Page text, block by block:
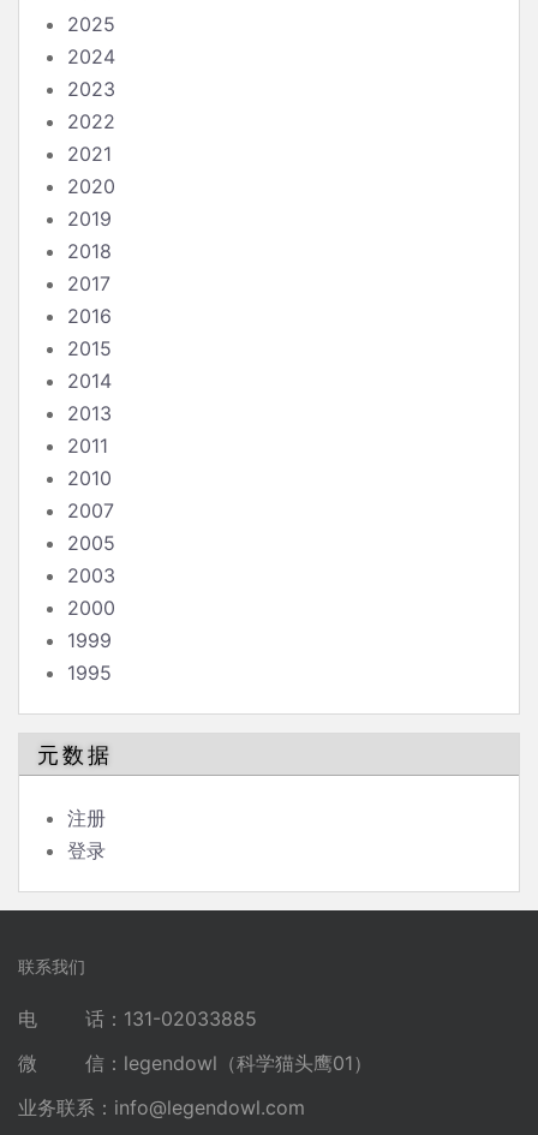
2025
2024
2023
2022
2021
2020
2019
2018
2017
2016
2015
2014
2013
2011
2010
2007
2005
2003
2000
1999
1995
元数据
注册
登录
联系我们
电 话：131-02033885
微 信：legendowl（科学猫头鹰01）
业务联系： info@legendowl.com